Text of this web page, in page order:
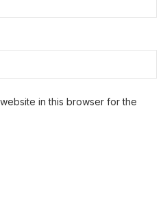
in this browser for the